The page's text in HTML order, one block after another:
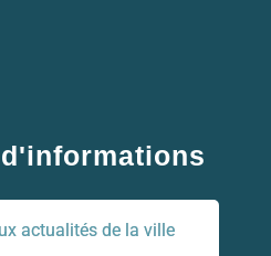
actualités de la ville